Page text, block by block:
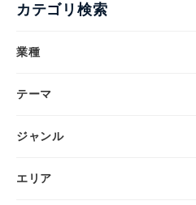
カテゴリ検索
業種
テーマ
ジャンル
エリア